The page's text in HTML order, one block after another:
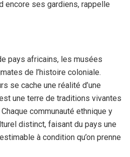
encore ses gardiens, rappelle
pays africains, les musées
de l’histoire coloniale.
se cache une réalité d’une
une terre de traditions vivantes
communauté ethnique y
distinct, faisant du pays une
à condition qu’on prenne